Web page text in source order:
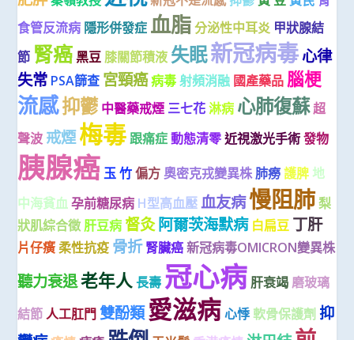
食管反流病 隱形併發症 血脂 分泌性中耳炎 甲狀腺結
節 腎癌 黑豆 膝關節積液 失眠新冠病毒心律
失常 PSA篩查 宮頸癌病毒 射頻消融 國產藥品 腦梗
流感抑鬱 中醫藥戒煙 三七花 淋病 心肺復蘇超
聲波 戒煙梅毒 跟痛症 動態清零近視激光手術 發物
胰腺癌 玉 竹 偏方 奧密克戎變異株肺癆 護脾 地
中海貧血 孕前糖尿病 H型高血壓 血友病慢阻肺梨
狀肌綜合徵 肝豆病 督灸阿爾茨海默病 白扁豆 丁肝
片仔癀 柔性抗疫 骨折 腎臟癌 新冠病毒OMICRON變異株
聽力衰退老年人 長壽 冠心病 肝衰竭 磨玻璃
結節 人工肛門 雙酚類愛滋病 心悸 軟骨保護劑 抑